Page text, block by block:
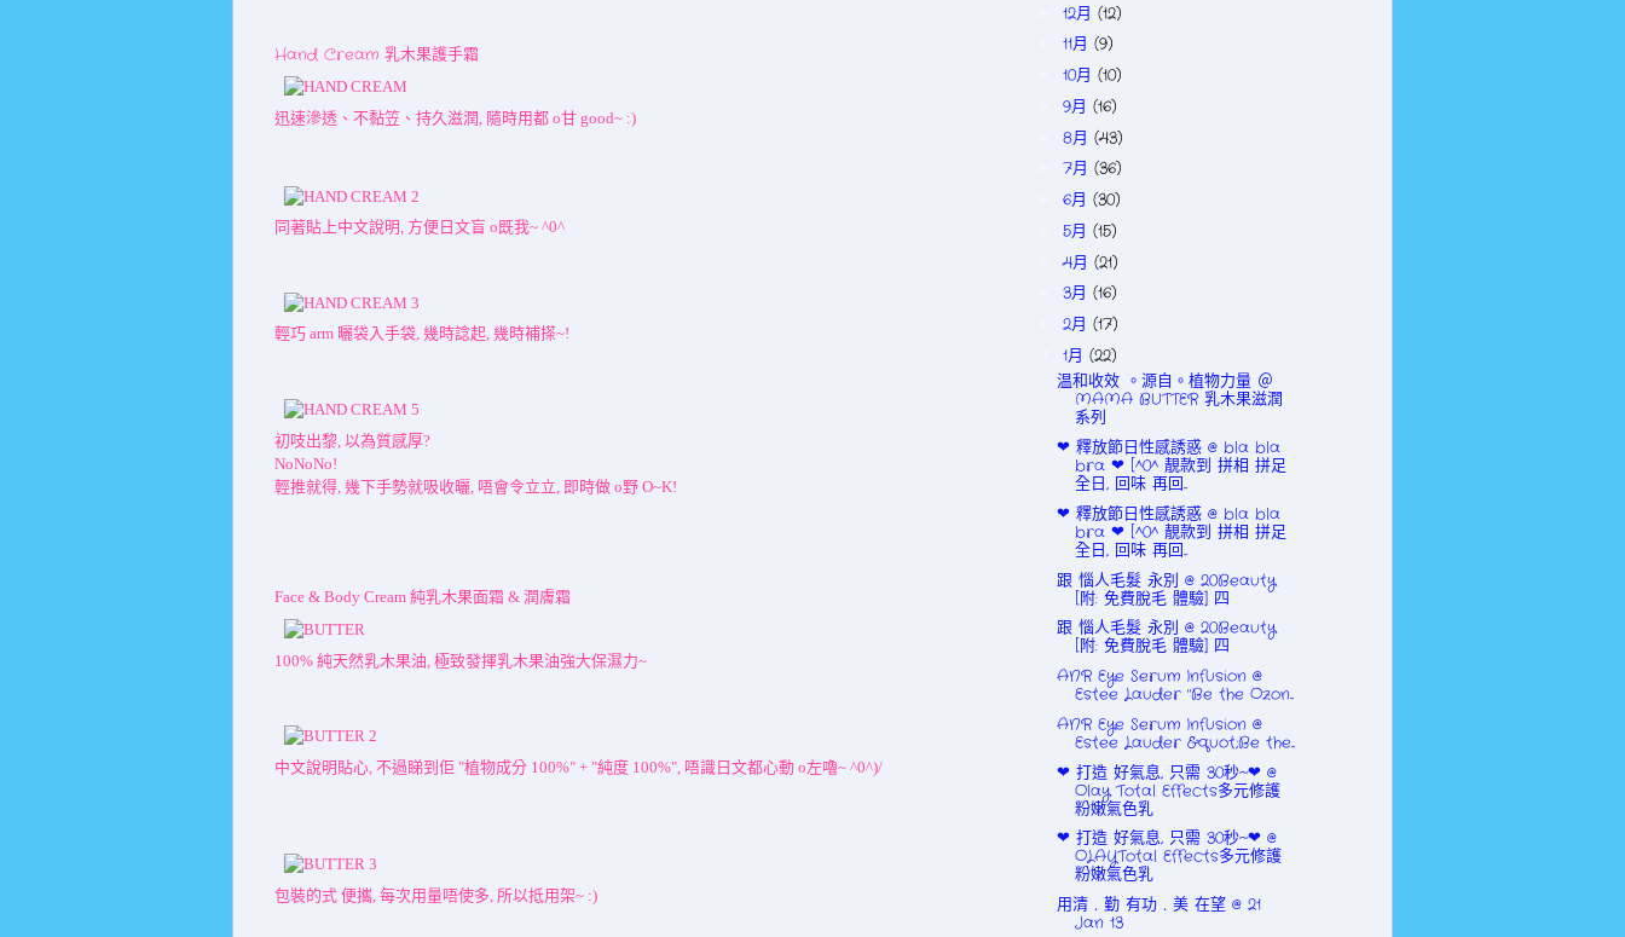
Hand Cream 乳木果護手霜
迅速滲透、不黏笠、持久滋潤, 隨時用都 o甘 good~ :)
同著貼上中文說明, 方便日文盲 o既我~ ^0^
輕巧 arm 曬袋入手袋, 幾時諗起, 幾時補搽~!
初吱出黎, 以為質感厚?
NoNoNo!
輕推就得, 幾下手勢就吸收曬, 唔會令立立, 即時做 o野 O~K!
Face & Body Cream 純乳木果面霜 & 潤膚霜
100% 純天然乳木果油, 極致發揮乳木果油強大保濕力~
中文說明貼心, 不過睇到佢 "植物成分 100%" + "純度 100%", 唔識日文都心動 o左嚕~ ^0^)/
包裝的式 便攜, 每次用量唔使多, 所以抵用架~ :)
12月 (12)
11月 (9)
10月 (10)
9月 (16)
8月 (43)
7月 (36)
6月 (30)
5月 (15)
►4月 (21)
3月 (16)
2月 (17)
1月 (22)
温和收效 。源自。植物力量 ＠
MAMA BUTTER 乳木果滋潤
系列
❤ 釋放節日性感誘惑 @ bla bla
bra ❤ [^0^ 靚款到 拼相 拼足
全日, 回味 再回...
❤ 釋放節日性感誘惑 @ bla bla
bra ❤ [^0^ 靚款到 拼相 拼足
全日, 回味 再回...
跟 惱人毛髮 永別 @ 20Beauty
[附: 免費脫毛 體驗] 四
跟 惱人毛髮 永別 @ 20Beauty
[附: 免費脫毛 體驗] 四
ANR Eye Serum Infusion @
Estee Lauder "Be the Ozon...
ANR Eye Serum Infusion @
Estee Lauder &quot;Be the...
❤ 打造 好氣息, 只需 30秒~❤ @
Olay Total Effects多元修護
粉嫩氣色乳
❤ 打造 好氣息, 只需 30秒~❤ @
OLAYTotal Effects多元修護
粉嫩氣色乳
用清﹒勤 有功﹒美 在望 @ 21
Jan 13